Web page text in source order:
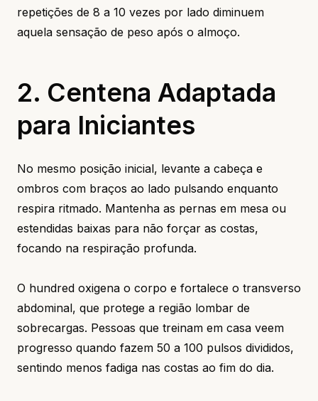
repetições de 8 a 10 vezes por lado diminuem
aquela sensação de peso após o almoço.
2. Centena Adaptada
para Iniciantes
No mesmo posição inicial, levante a cabeça e
ombros com braços ao lado pulsando enquanto
respira ritmado. Mantenha as pernas em mesa ou
estendidas baixas para não forçar as costas,
focando na respiração profunda.
O hundred oxigena o corpo e fortalece o transverso
abdominal, que protege a região lombar de
sobrecargas. Pessoas que treinam em casa veem
progresso quando fazem 50 a 100 pulsos divididos,
sentindo menos fadiga nas costas ao fim do dia.